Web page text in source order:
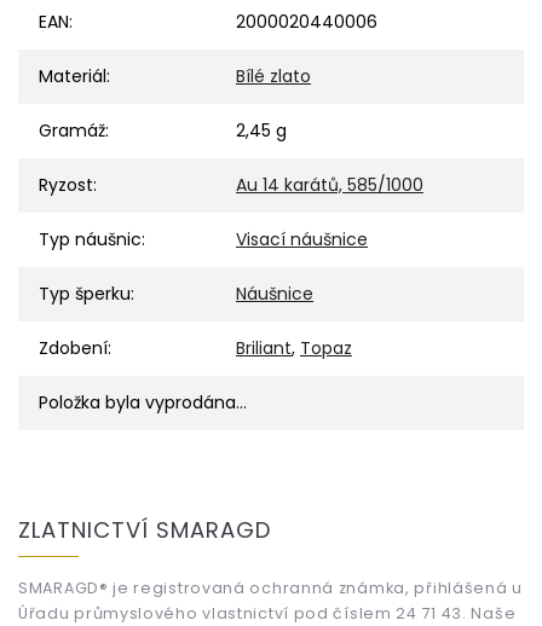
EAN: 2000020440006
Materiál: Bílé zlato
Gramáž: 2,45 g
Ryzost: Au 14 karátů, 585/1000
Typ náušnic: Visací náušnice
Typ šperku: Náušnice
Zdobení: Briliant, Topaz
Položka byla vyprodána…
ZLATNICTVÍ SMARAGD
SMARAGD® je registrovaná ochranná známka, přihlášená u
Úřadu průmyslového vlastnictví pod číslem 24 71 43. Naše